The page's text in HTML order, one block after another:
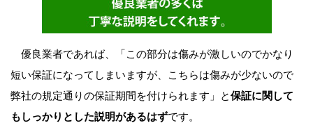
優良業者であれば、「この部分は傷みが激しいのでかなり
短い保証になってしまいますが、こちらは傷みが少ないので
弊社の規定通りの保証期間を付けられます」と保証に関して
もしっかりとした説明があるはずです。